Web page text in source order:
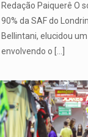
Redação Paiquerê O
90% da SAF do
Bellintani, elucidou
envolvendo o